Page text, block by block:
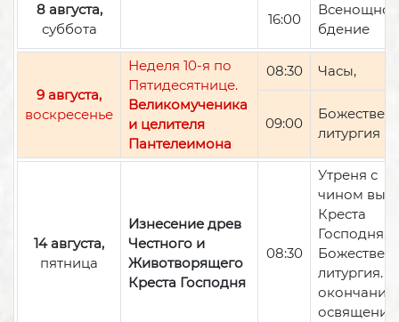
8 августа,
суббота
16:00
Всенощное
бдение
9 августа,
воскресенье
Неделя 10-я по
Пятидесятнице.
Великомученика
и целителя
Пантелеимона
08:30 Часы,
09:00
литургия
14 августа,
пятница
Изнесение древ
Честного и
Животворящего
Креста Господня
08:30
Утреня с
чином
Креста
Господня,
литургия.
окончании
освящение